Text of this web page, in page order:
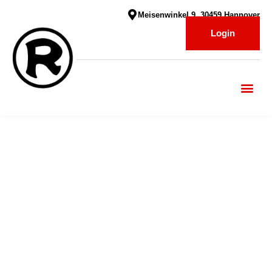
Meisenwinkel 9, 30459 Hannover
Login